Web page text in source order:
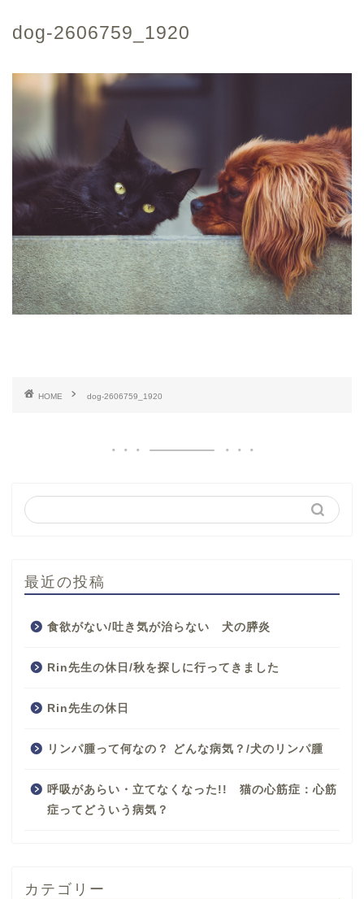
dog-2606759_1920
HOME dog-2606759_1920
最近の投稿
食欲がない/吐き気が治らない 犬の膵炎
Rin先生の休日/秋を探しに行ってきました
Rin先生の休日
リンパ腫って何なの？ どんな病気？/犬のリンパ腫
呼吸があらい・立てなくなった!! 猫の心筋症：心筋
症ってどういう病気？
カテゴリー